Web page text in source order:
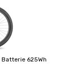
Batterie 625Wh